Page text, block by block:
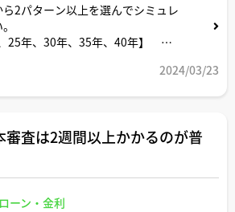
2パターン以上を選んでシミュレ
25年、30年、35年、40年】
建士さんが回答する時点において
ネット銀行、イオン銀行、三菱
行、ソニー銀行、みずほ銀行、
SBI新生銀行、横浜銀行、りそな
2024/03/23
審査は2週間以上かかるのが普
ーン・金利